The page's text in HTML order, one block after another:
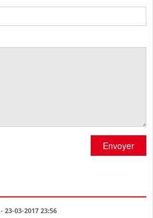
Envoyer
- 23-03-2017 23:56